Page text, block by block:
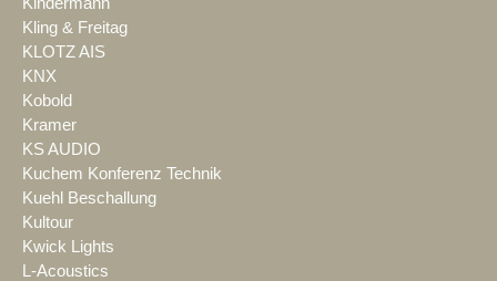
Kling & Freitag
KLOTZ AIS
KNX
Kobold
Kramer
KS AUDIO
Kuchem Konferenz Technik
Kuehl Beschallung
Kultour
Kwick Lights
L-Acoustics